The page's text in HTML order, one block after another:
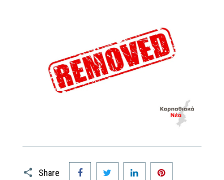
Share
Facebook Twitter LinkedIn